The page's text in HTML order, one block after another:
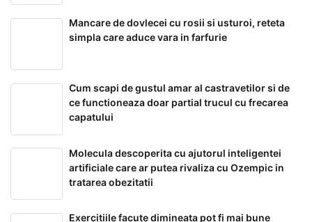
Mancare de dovlecei cu rosii si usturoi, reteta
simpla care aduce vara in farfurie
Cum scapi de gustul amar al castravetilor si de
ce functioneaza doar partial trucul cu frecarea
capatului
Molecula descoperita cu ajutorul inteligentei
artificiale care ar putea rivaliza cu Ozempic in
tratarea obezitatii
Exercitiile facute dimineata pot fi mai bune